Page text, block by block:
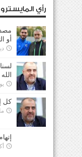
رأي المايسترو
أو
الله
كل